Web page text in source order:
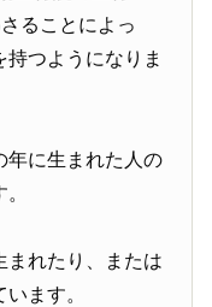
ることによっ
つようになりま
年に生まれた人の
まれたり、または
ます。